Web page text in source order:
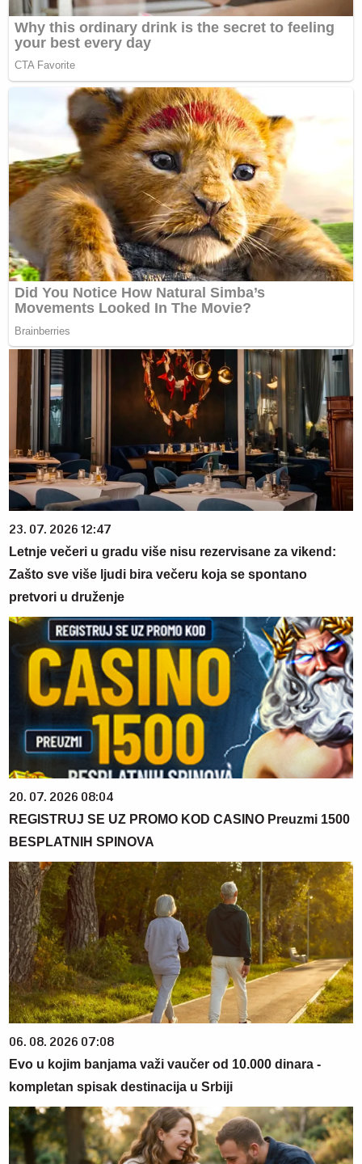
23. 07. 2026 12:47
Letnje večeri u gradu više nisu rezervisane za vikend:
Zašto sve više ljudi bira večeru koja se spontano
pretvori u druženje
20. 07. 2026 08:04
REGISTRUJ SE UZ PROMO KOD CASINO Preuzmi 1500
BESPLATNIH SPINOVA
06. 08. 2026 07:08
Evo u kojim banjama važi vaučer od 10.000 dinara -
kompletan spisak destinacija u Srbiji